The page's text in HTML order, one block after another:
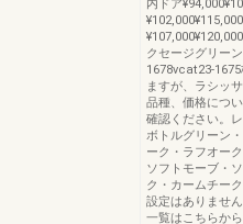
内ドア
クセージグリー
1678vcat23-
ますが、ラシッ
品種、価格につ
確認ください。
ボトルグリーン
ーク・ラフオー
ソフトモーブ・
ク・カームチー
設定はありませ
一覧はこちらか